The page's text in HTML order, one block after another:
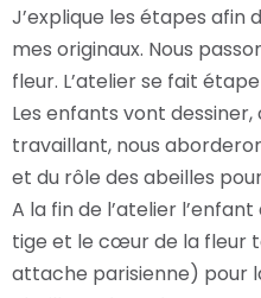
J’explique les étapes afin
mes originaux. Nous
fleur. L’atelier se fait
Les enfants vont
travaillant, nous
et du rôle des abeilles
A la fin de l’atelier
tige et le cœur de la fleur
attache parisienne) pour